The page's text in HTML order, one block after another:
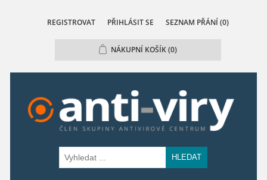
REGISTROVAT PŘIHLÁSIT SE SEZNAM PŘÁNÍ (0)
NÁKUPNÍ KOŠÍK(0)
HLEDAT